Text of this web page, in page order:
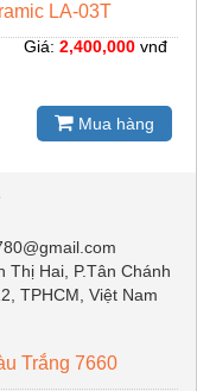
LA-03T
Giá: 2,400,000 vnđ
Mua hàng
Thị Hai, P.Tân Chánh
TPHCM, Việt Nam
Trắng 7660